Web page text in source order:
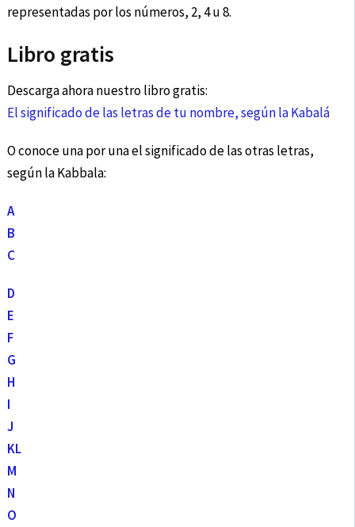
representadas por los números, 2, 4 u 8.
Libro gratis
Descarga ahora nuestro libro gratis:
El significado de las letras de tu nombre, según la Kabalá
O conoce una por una el significado de las otras letras,
según la Kabbala:
A
B
C
D
E
F
G
H
I
J
KL
M
N
O